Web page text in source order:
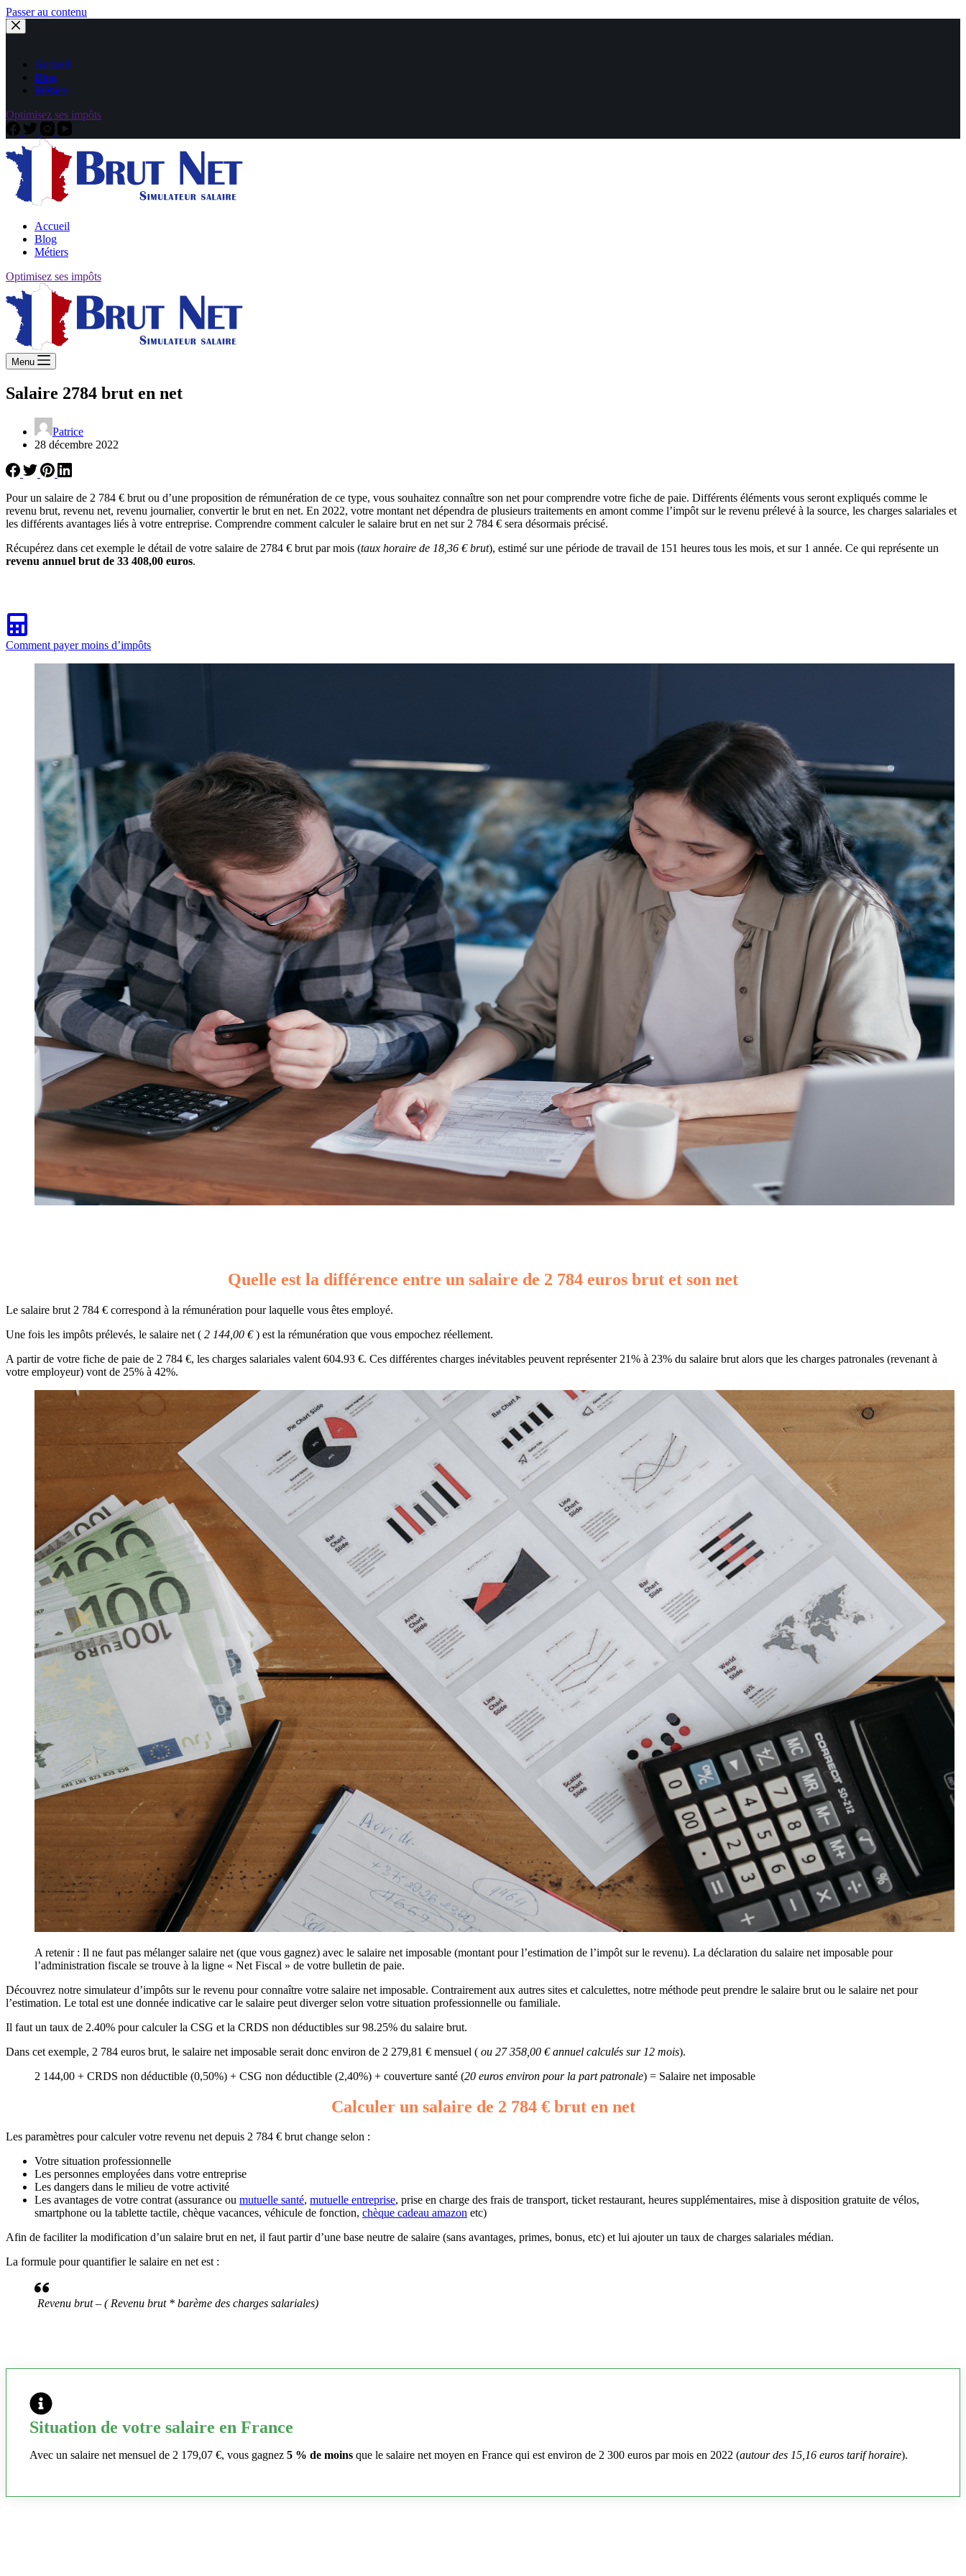
Passer au contenu
Accueil
Blog
Métiers
Optimisez ses impôts
Accueil
Blog
Métiers
Optimisez ses impôts
Menu
Salaire 2784 brut en net
Patrice
28 décembre 2022
Pour un salaire de 2 784 € brut ou d’une proposition de rémunération de ce type, vous souhaitez connaître son net pour comprendre votre fiche de paie. Différents éléments vous seront expliqués comme le
revenu brut, revenu net, revenu journalier, convertir le brut en net. En 2022, votre montant net dépendra de plusieurs traitements en amont comme l’impôt sur le revenu prélevé à la source, les charges salariales et
les différents avantages liés à votre entreprise. Comprendre comment calculer le salaire brut en net sur 2 784 € sera désormais précisé.
Récupérez dans cet exemple le détail de votre salaire de 2784 € brut par mois (taux horaire de 18,36 € brut), estimé sur une période de travail de 151 heures tous les mois, et sur 1 année. Ce qui représente un
revenu annuel brut de 33 408,00 euros.
Comment payer moins d’impôts
Quelle est la différence entre un salaire de 2 784 euros brut et son net
Le salaire brut 2 784 € correspond à la rémunération pour laquelle vous êtes employé.
Une fois les impôts prélevés, le salaire net ( 2 144,00 €) est la rémunération que vous empochez réellement.
A partir de votre fiche de paie de 2 784 €, les charges salariales valent 604.93 €. Ces différentes charges inévitables peuvent représenter 21% à 23% du salaire brut alors que les charges patronales (revenant à
votre employeur) vont de 25% à 42%.
A retenir : Il ne faut pas mélanger salaire net (que vous gagnez) avec le salaire net imposable (montant pour l’estimation de l’impôt sur le revenu). La déclaration du salaire net imposable pour
l’administration fiscale se trouve à la ligne « Net Fiscal » de votre bulletin de paie.
Découvrez notre simulateur d’impôts sur le revenu pour connaître votre salaire net imposable. Contrairement aux autres sites et calculettes, notre méthode peut prendre le salaire brut ou le salaire net pour
l’estimation. Le total est une donnée indicative car le salaire peut diverger selon votre situation professionnelle ou familiale.
Il faut un taux de 2.40% pour calculer la CSG et la CRDS non déductibles sur 98.25% du salaire brut.
Dans cet exemple, 2 784 euros brut, le salaire net imposable serait donc environ de 2 279,81 € mensuel ( ou 27 358,00 € annuel calculés sur 12 mois).
2 144,00 + CRDS non déductible (0,50%) + CSG non déductible (2,40%) + couverture santé (20 euros environ pour la part patronale) = Salaire net imposable
Calculer un salaire de 2 784 € brut en net
Les paramètres pour calculer votre revenu net depuis 2 784 € brut change selon :
Votre situation professionnelle
Les personnes employées dans votre entreprise
Les dangers dans le milieu de votre activité
Les avantages de votre contrat (assurance ou mutuelle santé, mutuelle entreprise, prise en charge des frais de transport, ticket restaurant, heures supplémentaires, mise à disposition gratuite de vélos,
smartphone ou la tablette tactile, chèque vacances, véhicule de fonction, chèque cadeau amazon etc)
Afin de faciliter la modification d’un salaire brut en net, il faut partir d’une base neutre de salaire (sans avantages, primes, bonus, etc) et lui ajouter un taux de charges salariales médian.
La formule pour quantifier le salaire en net est :
Revenu brut – ( Revenu brut * barème des charges salariales)
Situation de votre salaire en France
Avec un salaire net mensuel de 2 179,07 €, vous gagnez 5 % de moins que le salaire net moyen en France qui est environ de 2 300 euros par mois en 2022 (autour des 15,16 euros tarif horaire).